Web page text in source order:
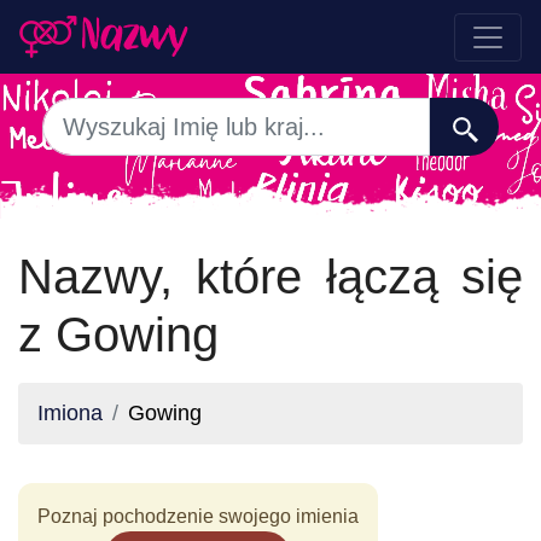
Nazwy, które łączą się
z Gowing
Imiona Gowing
Poznaj pochodzenie swojego imienia